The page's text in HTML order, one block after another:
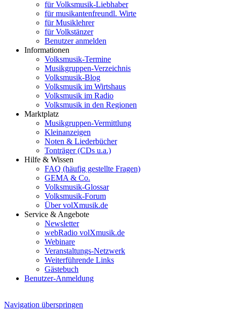
für Volksmusik-Liebhaber
für musikantenfreundl. Wirte
für Musiklehrer
für Volkstänzer
Benutzer anmelden
Informationen
Volksmusik-Termine
Musikgruppen-Verzeichnis
Volksmusik-Blog
Volksmusik im Wirtshaus
Volksmusik im Radio
Volksmusik in den Regionen
Marktplatz
Musikgruppen-Vermittlung
Kleinanzeigen
Noten & Liederbücher
Tonträger (CDs u.a.)
Hilfe & Wissen
FAQ (häufig gestellte Fragen)
GEMA & Co.
Volksmusik-Glossar
Volksmusik-Forum
Über volXmusik.de
Service & Angebote
Newsletter
webRadio volXmusik.de
Webinare
Veranstaltungs-Netzwerk
Weiterführende Links
Gästebuch
Benutzer-Anmeldung
Navigation überspringen